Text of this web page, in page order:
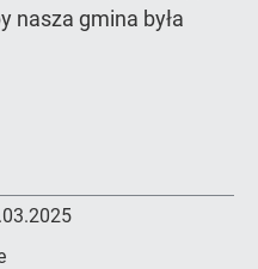
nasza gmina była